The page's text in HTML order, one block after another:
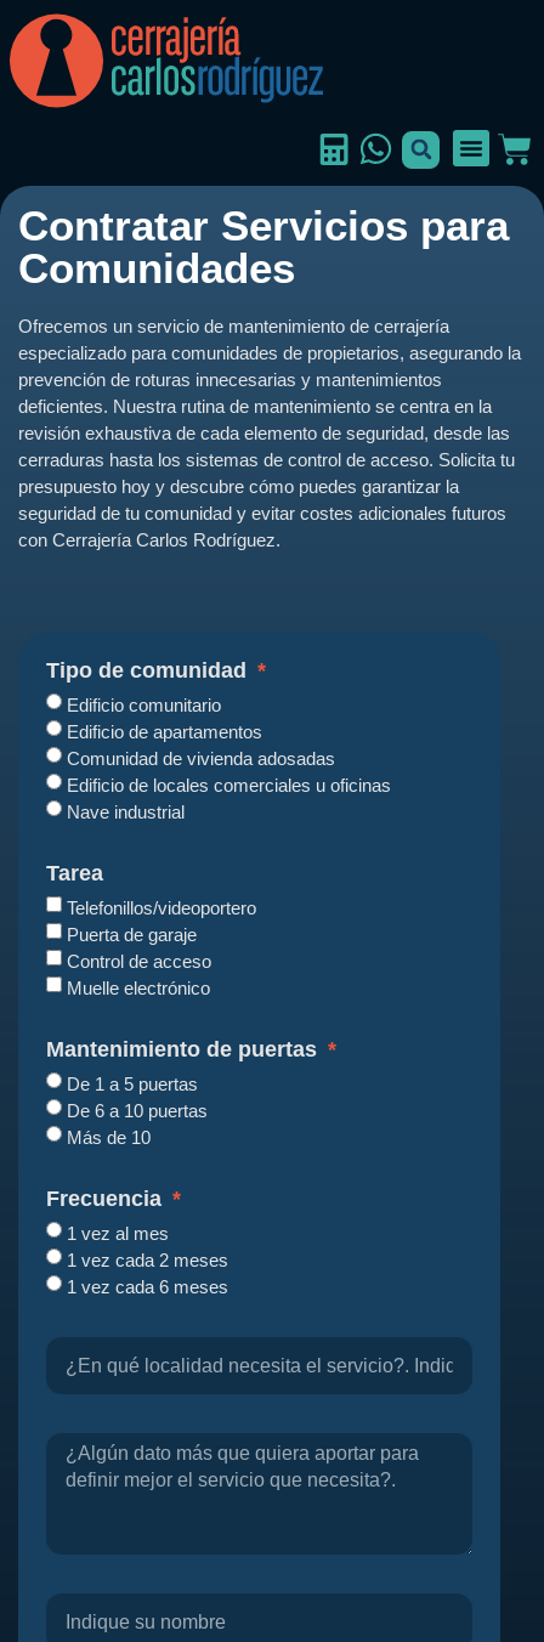
Contratar Servicios para
Comunidades
Ofrecemos un servicio de mantenimiento de cerrajería
especializado para comunidades de propietarios, asegurando la
prevención de roturas innecesarias y mantenimientos
deficientes. Nuestra rutina de mantenimiento se centra en la
revisión exhaustiva de cada elemento de seguridad, desde las
cerraduras hasta los sistemas de control de acceso. Solicita tu
presupuesto hoy y descubre cómo puedes garantizar la
seguridad de tu comunidad y evitar costes adicionales futuros
con Cerrajería Carlos Rodríguez.
Tipo de comunidad
Edificio comunitario
Edificio de apartamentos
Comunidad de vivienda adosadas
Edificio de locales comerciales u oficinas
Nave industrial
Tarea
Telefonillos/videoportero
Puerta de garaje
Control de acceso
Muelle electrónico
Mantenimiento de puertas
De 1 a 5 puertas
De 6 a 10 puertas
Más de 10
Frecuencia
1 vez al mes
1 vez cada 2 meses
1 vez cada 6 meses